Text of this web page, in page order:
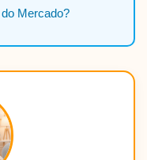
Mercado?